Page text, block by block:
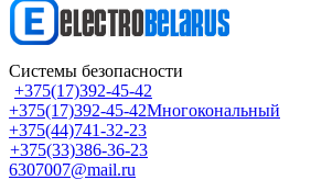
Системы безопасности
+375(17)392-45-42
+375(17)392-45-42Многокональный
+375(44)741-32-23
+375(33)386-36-23
6307007@mail.ru